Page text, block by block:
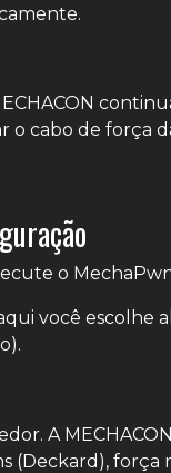
o cabo de
o
você escolhe
A
(Deckard), força